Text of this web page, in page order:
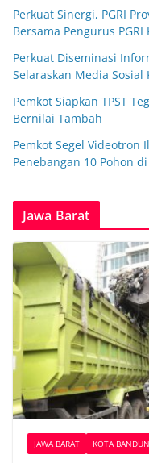
Perkuat Sinergi, PGRI
Bersama Pengurus
Perkuat Diseminasi
Selaraskan Media
Pemkot Siapkan TPST
Bernilai Tambah
Pemkot Segel Videotron
Penebangan 10 Pohon
Jawa Barat
JAWA BARAT KOTA